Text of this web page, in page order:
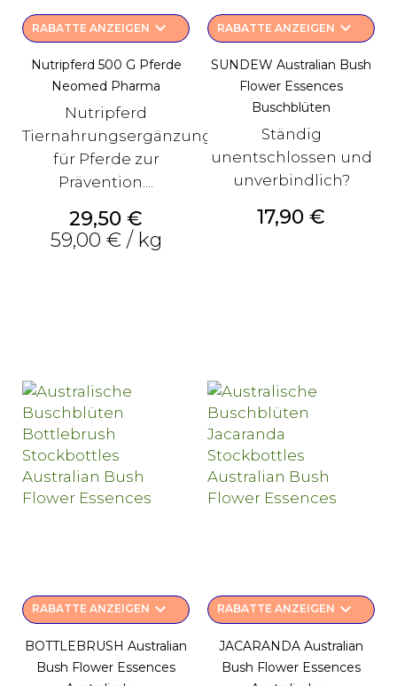
RABATTE ANZEIGEN keyboard_arrow_down
Nutripferd 500 G Pferde
Neomed Pharma
Nutripferd
Tiernahrungsergänzung
für Pferde zur
Prävention....
Preis
29,50 €
59,00 € / kg
RABATTE ANZEIGEN keyboard_arrow_down
SUNDEW Australian Bush
Flower Essences
Buschblüten
Ständig
unentschlossen und
unverbindlich?
Preis
17,90 €
RABATTE ANZEIGEN keyboard_arrow_down
BOTTLEBRUSH Australian
Bush Flower Essences
RABATTE ANZEIGEN keyboard_arrow_down
JACARANDA Australian
Bush Flower Essences